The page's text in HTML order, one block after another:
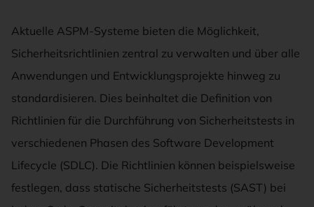
Aktuelle ASPM-Systeme bieten die Möglichkeit,
Sicherheitsrichtlinien zentral zu verwalten und über alle
Anwendungen und Entwicklungsprojekte hinweg zu
standardisieren. Dies beinhaltet die Definition von
Richtlinien für die Durchführung von Sicherheitstests in
verschiedenen Phasen des Software Development
Lifecycle (SDLC). Die Richtlinien können beispielsweise
festlegen, dass statische Sicherheitstests (SAST) bei